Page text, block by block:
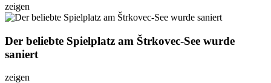
zeigen
Der beliebte Spielplatz am Štrkovec-See wurde
saniert
zeigen